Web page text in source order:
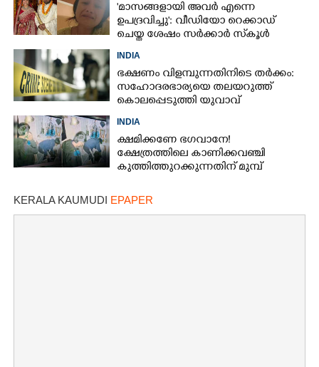
'മാസങ്ങളായി അവർ എന്നെ
ഉപദ്രവിച്ചു': വീഡിയോ റെക്കാഡ്
ചെയ്ത ശേഷം സർക്കാർ സ്‌കൂൾ
INDIA
ഭക്ഷണം വിളമ്പുന്നതിനിടെ തർക്കം:
സഹോദരഭാര്യയെ തലയറുത്ത്
കൊലപ്പെടുത്തി യുവാവ്
INDIA
ക്ഷമിക്കണേ ഭഗവാനേ!
ക്ഷേത്രത്തിലെ കാണിക്കവഞ്ചി
കുത്തിത്തുറക്കുന്നതിന് മുമ്പ്
KERALA KAUMUDI EPAPER